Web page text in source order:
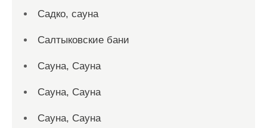
Садко, сауна
Салтыковские бани
Сауна, Сауна
Сауна, Сауна
Сауна, Сауна